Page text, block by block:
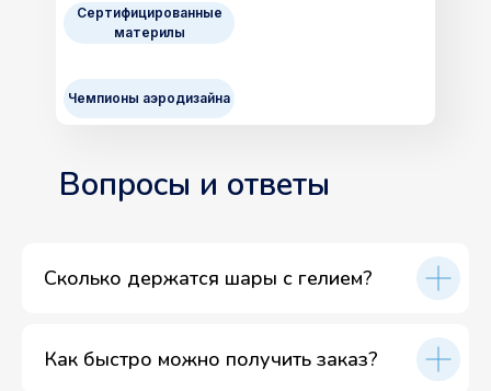
Чемпионы аэродизайна
Сертифицированные
материлы
Вопросы и ответы
Сколько держатся шары с гелием?
Как быстро можно получить заказ?